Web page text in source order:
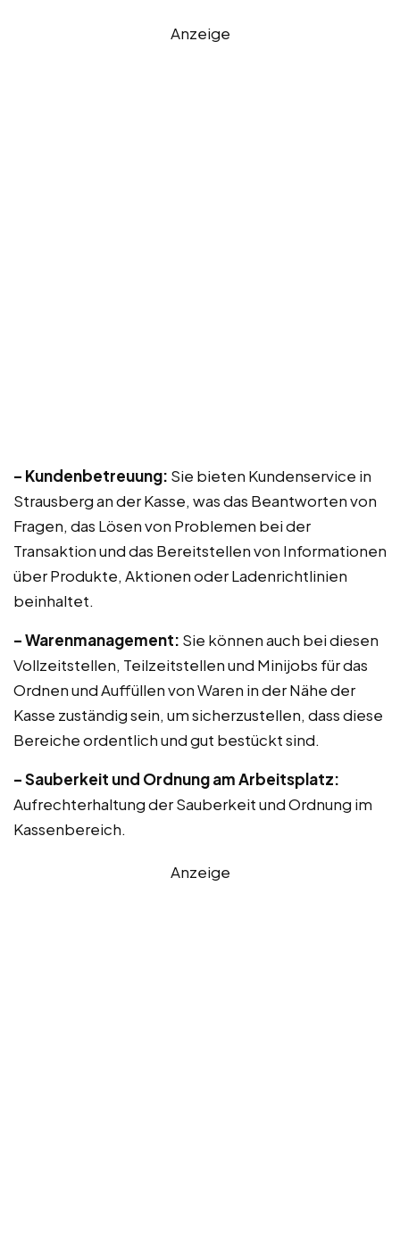
Anzeige
– Kundenbetreuung: Sie bieten Kundenservice in
Strausberg an der Kasse, was das Beantworten von
Fragen, das Lösen von Problemen bei der
Transaktion und das Bereitstellen von Informationen
über Produkte, Aktionen oder Ladenrichtlinien
beinhaltet.
– Warenmanagement: Sie können auch bei diesen
Vollzeitstellen, Teilzeitstellen und Minijobs für das
Ordnen und Auffüllen von Waren in der Nähe der
Kasse zuständig sein, um sicherzustellen, dass diese
Bereiche ordentlich und gut bestückt sind.
– Sauberkeit und Ordnung am Arbeitsplatz:
Aufrechterhaltung der Sauberkeit und Ordnung im
Kassenbereich.
Anzeige